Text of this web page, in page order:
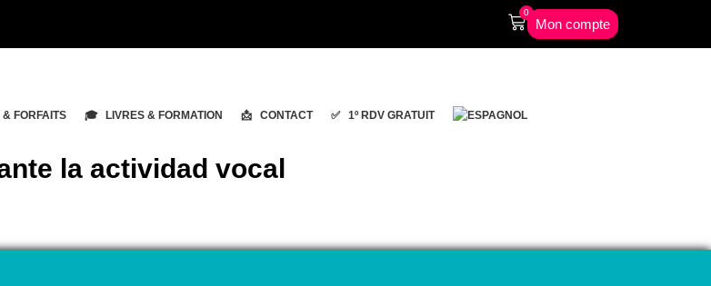
0
Mon compte
FORFAITS 🎓 LIVRES & FORMATION 📩 CONTACT ✅ 1º RDV GRATUIT
la actividad vocal